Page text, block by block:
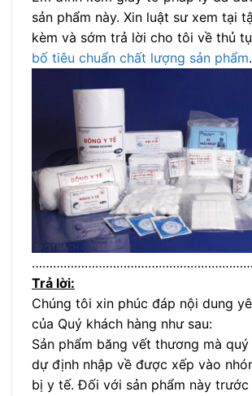
sản phẩm này. Xin luật sư xem tại
kèm và sớm trả lời cho tôi về thủ
bố tiêu chuẩn chất lượng sản phẩm.
Trả lời:
Chúng tôi xin phúc đáp nội dung
của Quý khách hàng như sau:
Sản phẩm băng vết thương mà quý
dự định nhập về được xếp vào
bị y tế. Đối với sản phẩm này trước